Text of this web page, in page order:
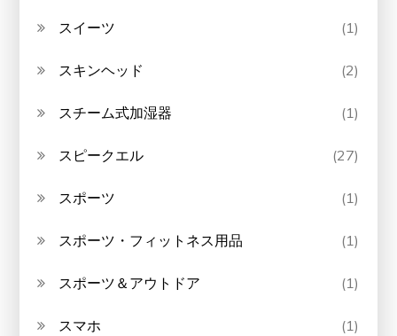
スイーツ (1)
スキンヘッド (2)
スチーム式加湿器 (1)
スピークエル (27)
スポーツ (1)
スポーツ・フィットネス用品 (1)
スポーツ＆アウトドア (1)
スマホ (1)